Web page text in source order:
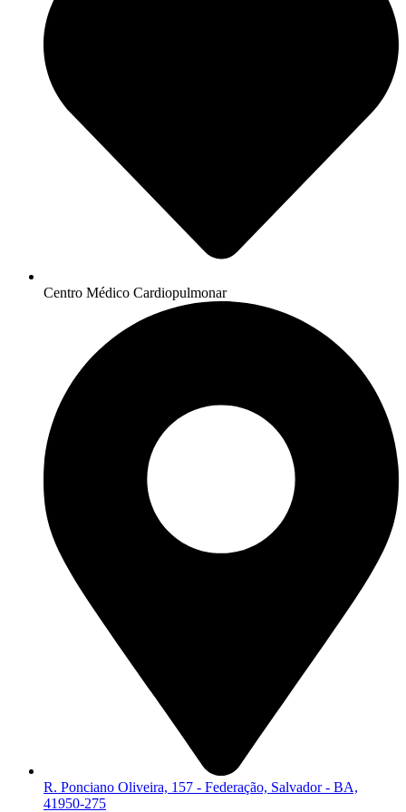
Centro Médico Cardiopulmonar
R. Ponciano Oliveira, 157 - Federação, Salvador - BA,
41950-275